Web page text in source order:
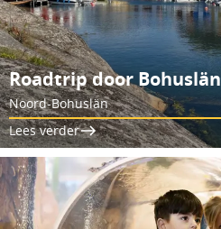
Roadtrip door Bohuslän
Noord-Bohuslän
Lees verder